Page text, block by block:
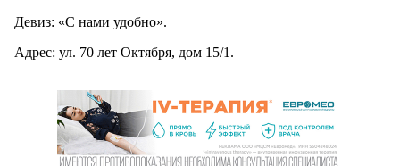
Девиз: «С нами удобно».
Адрес: ул. 70 лет Октября, дом 15/1.